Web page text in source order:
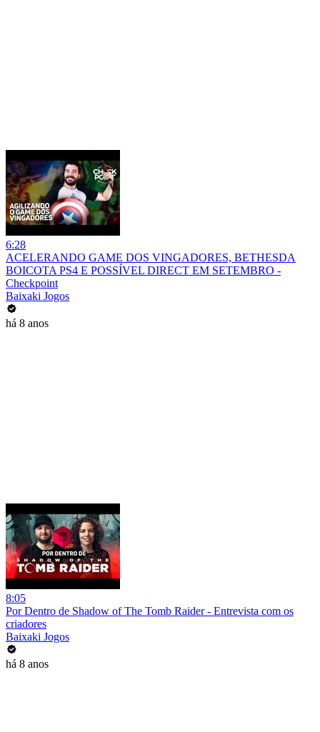
6:28
ACELERANDO GAME DOS VINGADORES, BETHESDA
BOICOTA PS4 E POSSÍVEL DIRECT EM SETEMBRO -
Checkpoint
Baixaki Jogos
há 8 anos
8:05
Por Dentro de Shadow of The Tomb Raider - Entrevista com os
criadores
Baixaki Jogos
há 8 anos